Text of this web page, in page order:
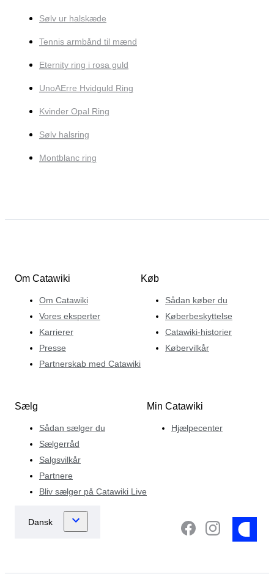
Sølv ur halskæde
Tennis armbånd til mænd
Eternity ring i rosa guld
UnoAErre Hvidguld Ring
Kvinder Opal Ring
Sølv halsring
Montblanc ring
Om Catawiki
Om Catawiki
Vores eksperter
Karrierer
Presse
Partnerskab med Catawiki
Køb
Sådan køber du
Køberbeskyttelse
Catawiki-historier
Købervilkår
Sælg
Sådan sælger du
Sælgerråd
Salgsvilkår
Partnere
Bliv sælger på Catawiki Live
Min Catawiki
Hjælpecenter